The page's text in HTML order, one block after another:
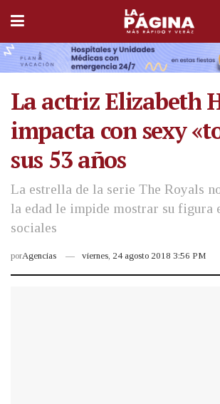
La actriz Elizabeth
impacta con sexy
sus 53 años
La estrella de la serie The Royals
la edad le impide mostrar su figura
sociales
porAgencias viernes, 24 agosto 2018 3:56 PM